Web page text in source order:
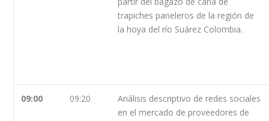
trapiches paneleros de la región de
la hoya del río Suárez Colombia.
09:00 09:20
Análisis descriptivo de redes sociales
en el mercado de proveedores de